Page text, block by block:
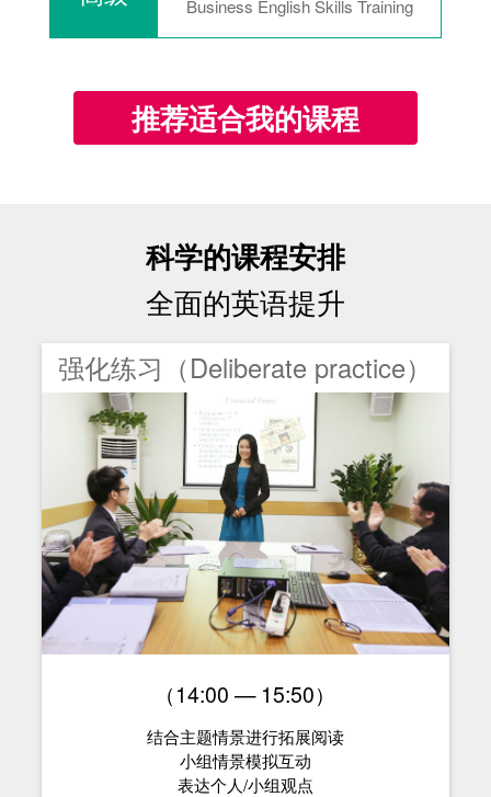
Business English Skills Training
推荐适合我的课程
科学的课程安排
全面的英语提升
强化练习（Deliberate practice）
（14:00 — 15:50）
结合主题情景进行拓展阅读
小组情景模拟互动
表达个人/小组观点